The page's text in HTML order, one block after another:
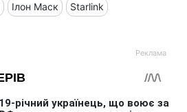
Ілон Маск Starlink